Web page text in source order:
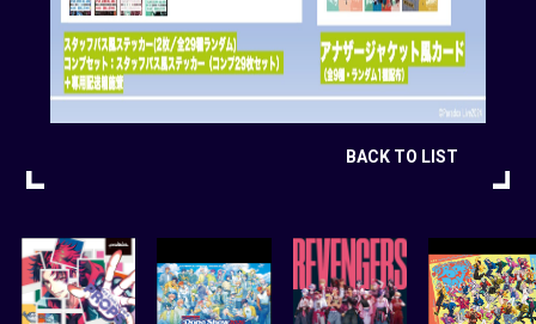
BACK TO LIST